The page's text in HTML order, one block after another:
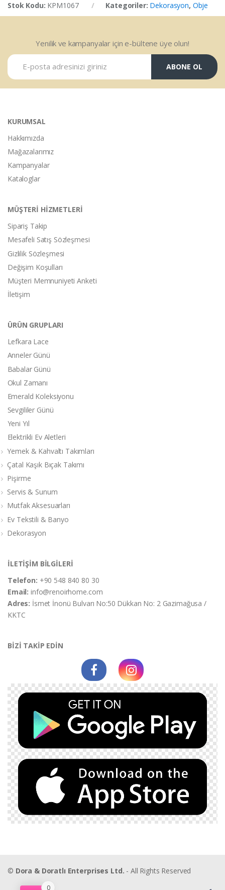
Stok Kodu: KPM1067 Kategoriler: Dekorasyon, Obje
Yenilik ve kampanyalar için e-bültene üye olun!
ABONE OL
KURUMSAL
Hakkımızda
Mağazalarımız
Kampanyalar
Kataloglar
MÜŞTERİ HİZMETLERİ
Sipariş Takip
Mesafeli Satış Sözleşmesi
Gizlilik Sözleşmesi
Değişim Koşulları
Müşteri Memnuniyeti Anketi
İletişim
ÜRÜN GRUPLARI
Lefkara Lace
Anneler Günü
Babalar Günü
Okul Zamanı
Emerald Koleksiyonu
Sevgililer Günü
Yeni Yıl
Elektrikli Ev Aletleri
Yemek & Kahvaltı Takımları
Çatal Kaşık Bıçak Takımı
Pişirme
Servis & Sunum
Mutfak Aksesuarları
Ev Tekstili & Banyo
Dekorasyon
İLETİŞİM BİLGİLERİ
Telefon: +90 548 840 80 30
Email:info@renoirhome.com
Adres: İsmet İnonü Bulvarı No:50 Dükkan No: 2 Gazimağusa /
KKTC
BİZİ TAKİP EDİN
© Dora & Doratlı Enterprises Ltd. - All Rights Reserved
0